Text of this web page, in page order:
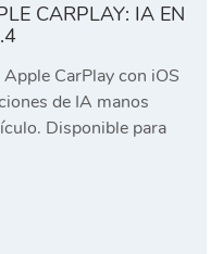
CARPLAY: IA EN
CarPlay con iOS
de IA manos
Disponible para